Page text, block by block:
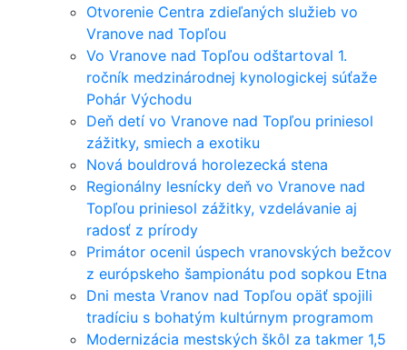
Otvorenie Centra zdieľaných služieb vo
Vranove nad Topľou
Vo Vranove nad Topľou odštartoval 1.
ročník medzinárodnej kynologickej súťaže
Pohár Východu
Deň detí vo Vranove nad Topľou priniesol
zážitky, smiech a exotiku
Nová bouldrová horolezecká stena
Regionálny lesnícky deň vo Vranove nad
Topľou priniesol zážitky, vzdelávanie aj
radosť z prírody
Primátor ocenil úspech vranovských bežcov
z európskeho šampionátu pod sopkou Etna
Dni mesta Vranov nad Topľou opäť spojili
tradíciu s bohatým kultúrnym programom
Modernizácia mestských škôl za takmer 1,5